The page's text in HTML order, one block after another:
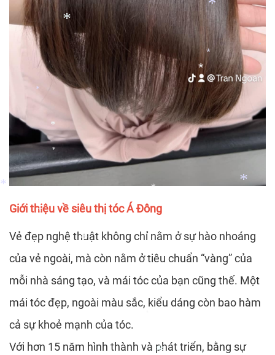
*
*
*
*
*
*
*
*
*
*
*
Giới thiệu về siêu thị tóc Á Đông
Vẻ đẹp nghệ thuật không chỉ nằm ở sự hào nhoáng
của vẻ ngoài, mà còn nằm ở tiêu chuẩn “vàng” của
mỗi nhà sáng tạo, và mái tóc của bạn cũng thế. Một
mái tóc đẹp, ngoài màu sắc, kiểu dáng còn bao hàm
cả sự khoẻ mạnh của tóc.
Với hơn 15 năm hình thành và phát triển, bằng sự